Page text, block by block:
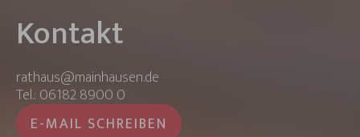
Kontakt
rathaus@mainhausen.de
Tel.: 06182 8900 0
E-MAIL SCHREIBEN